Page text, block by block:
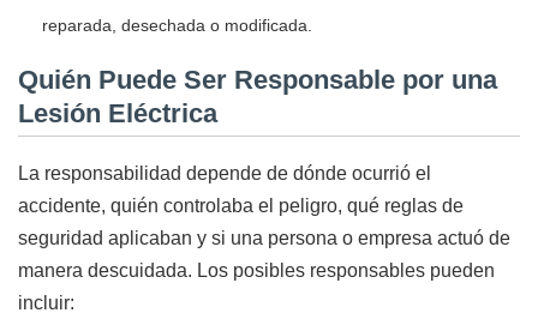
reparada, desechada o modificada.
Quién Puede Ser Responsable por una
Lesión Eléctrica
La responsabilidad depende de dónde ocurrió el
accidente, quién controlaba el peligro, qué reglas de
seguridad aplicaban y si una persona o empresa actuó de
manera descuidada. Los posibles responsables pueden
incluir: